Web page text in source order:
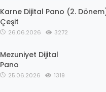
Karne Dijital Pano (2.
Çeşit
26.06.2026 3272
Mezuniyet Dijital
Pano
25.06.2026 1319